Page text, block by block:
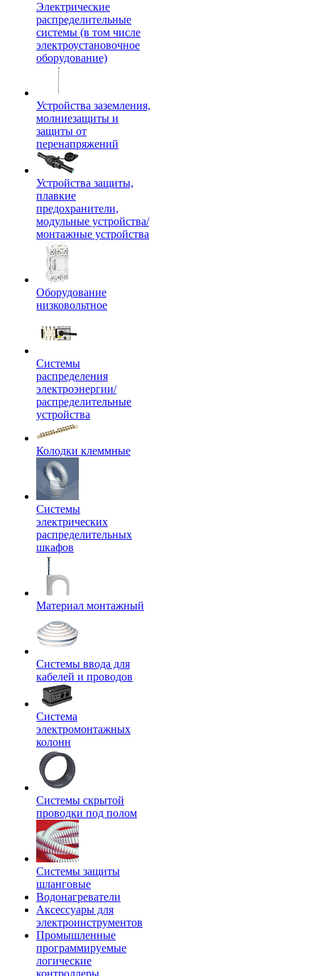
Электрические
распределительные
системы (в том числе
электроустановочное
оборудование)
Устройства заземления,
молниезащиты и
защиты от
перенапряжений
Устройства защиты,
плавкие
предохранители,
модульные устройства/
монтажные устройства
Оборудование
низковольтное
Системы
распределения
электроэнергии/
распределительные
устройства
Колодки клеммные
Системы
электрических
распределительных
шкафов
Материал монтажный
Системы ввода для
кабелей и проводов
Система
электромонтажных
колонн
Системы скрытой
проводки под полом
Системы защиты
шланговые
Водонагреватели
Аксессуары для
электроинструментов
Промышленные
программируемые
логические
контроллеры